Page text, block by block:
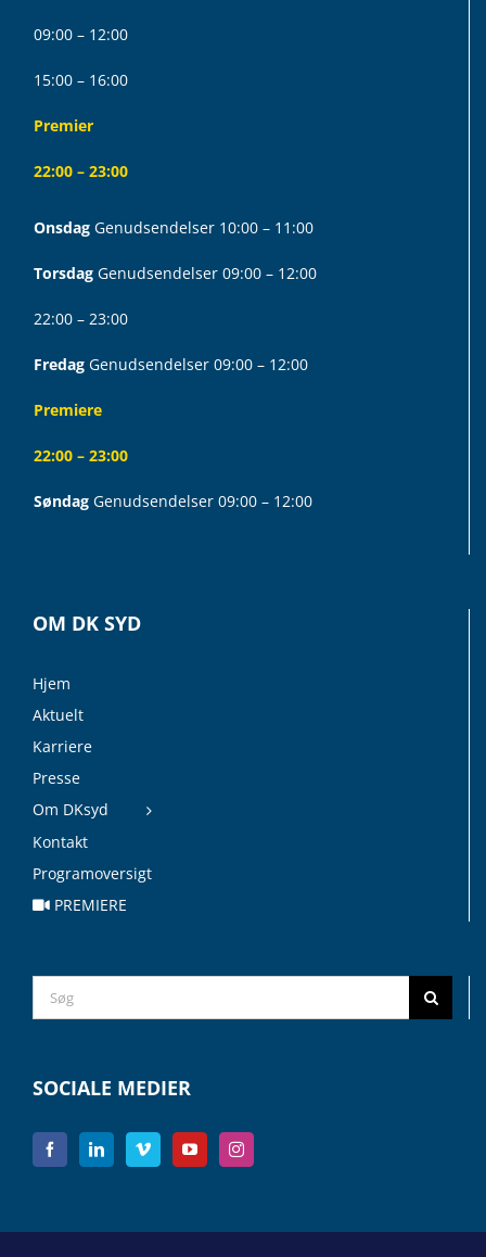
09:00 – 12:00
15:00 – 16:00
Premier
22:00 – 23:00
Onsdag Genudsendelser 10:00 – 11:00
Torsdag Genudsendelser 09:00 – 12:00
22:00 – 23:00
Fredag Genudsendelser 09:00 – 12:00
Premiere
22:00 – 23:00
Søndag Genudsendelser 09:00 – 12:00
OM DK SYD
Hjem
Aktuelt
Karriere
Presse
Om DKsyd
Kontakt
Programoversigt
PREMIERE
Search
for:
SOCIALE MEDIER